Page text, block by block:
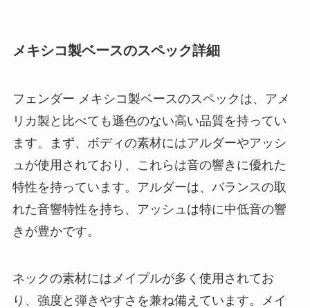
メキシコ製ベースのスペック詳細
フェンダー メキシコ製ベースのスペックは、アメ
リカ製と比べても遜色のない高い品質を持ってい
ます。まず、ボディの素材にはアルダーやアッシ
ュが使用されており、これらは音の響きに優れた
特性を持っています。アルダーは、バランスの取
れた音響特性を持ち、アッシュは特に中低音の響
きが豊かです。
ネックの素材にはメイプルが多く使用されてお
り、強度と弾きやすさを兼ね備えています。メイ